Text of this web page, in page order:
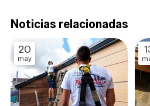
Noticias relacionadas
20
may